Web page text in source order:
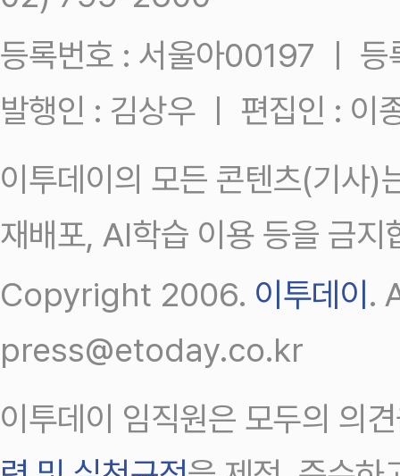
등록번호 : 서울아00197 ㅣ
발행인 : 김상우 ㅣ 편집인 : 이
이투데이의 모든 콘텐츠(기사)
재배포, AI학습 이용 등을 금지
Copyright 2006. 이투데이 .
press@etoday.co.kr
이투데이 임직원은 모두의 의